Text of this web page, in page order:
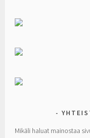
Mikäli haluat mainostaa